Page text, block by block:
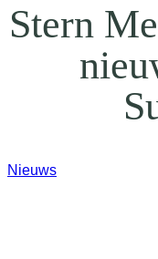
Stern
Nieuws